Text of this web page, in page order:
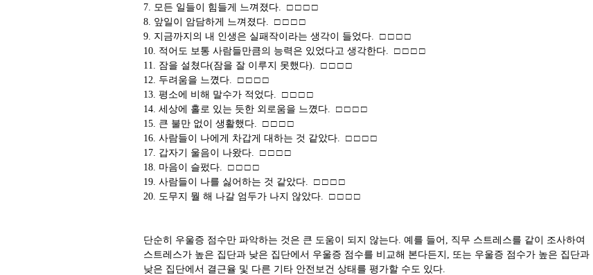
7. 모든 일들이 힘들게 느껴졌다. □ □ □ □
8. 앞일이 암담하게 느껴졌다. □ □ □ □
9. 지금까지의 내 인생은 실패작이라는 생각이 들었다. □ □ □ □
10. 적어도 보통 사람들만큼의 능력은 있었다고 생각한다. □ □ □ □
11. 잠을 설쳤다(잠을 잘 이루지 못했다). □ □ □ □
12. 두려움을 느꼈다. □ □ □ □
13. 평소에 비해 말수가 적었다. □ □ □ □
14. 세상에 홀로 있는 듯한 외로움을 느꼈다. □ □ □ □
15. 큰 불만 없이 생활했다. □ □ □ □
16. 사람들이 나에게 차갑게 대하는 것 같았다. □ □ □ □
17. 갑자기 울음이 나왔다. □ □ □ □
18. 마음이 슬펐다. □ □ □ □
19. 사람들이 나를 싫어하는 것 같았다. □ □ □ □
20. 도무지 뭘 해 나갈 엄두가 나지 않았다. □ □ □ □
단순히 우울증 점수만 파악하는 것은 큰 도움이 되지 않는다. 예를 들어, 직무 스트레스를 같이 조사하여
스트레스가 높은 집단과 낮은 집단에서 우울증 점수를 비교해 본다든지, 또는 우울증 점수가 높은 집단과
낮은 집단에서 결근율 및 다른 기타 안전보건 상태를 평가할 수도 있다.